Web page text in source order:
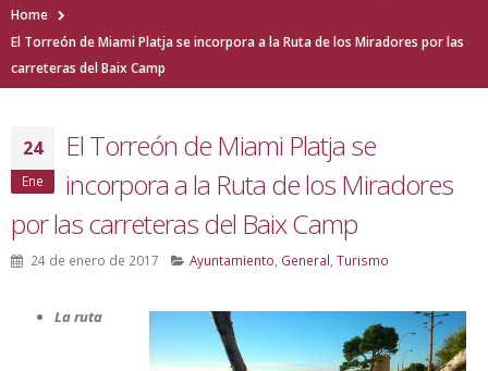
Home
El Torreón de Miami Platja se incorpora a la Ruta de los Miradores por las
carreteras del Baix Camp
24
Ene
El Torreón de Miami Platja se
incorpora a la Ruta de los Miradores
por las carreteras del Baix Camp
24 de enero de 2017 Ayuntamiento General ,Turismo
La ruta